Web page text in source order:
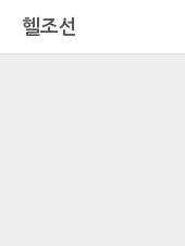
헬조선